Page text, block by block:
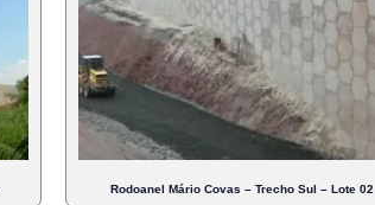
Rodoanel Mário Covas – Trecho Sul – Lote 02